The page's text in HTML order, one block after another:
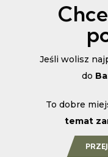
Jeśli wolisz
do
To dobre
temat